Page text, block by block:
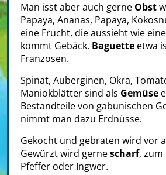
Man isst aber auch gerne Obst
Papaya, Ananas, Papaya,
eine Frucht, die aussieht wie
kommt Gebäck. Baguette etwa
Franzosen.
Spinat, Auberginen, Okra,
Maniokblätter sind als Gemüse
Bestandteile von gabunischen
nimmt man dazu Erdnüsse.
Gekocht und gebraten wird vor
Gewürzt wird gernescharf, zum
Pfeffer oder Ingwer.